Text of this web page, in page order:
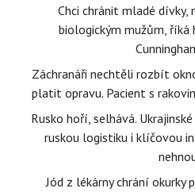
Chci chránit mladé dívky,
biologickým mužům, říká
Záchranáři nechtěli rozbít
platit opravu. Pacient s
Rusko hoří, selhává.
ruskou logistiku i klíčovou
Jód z lékárny chrání okurky